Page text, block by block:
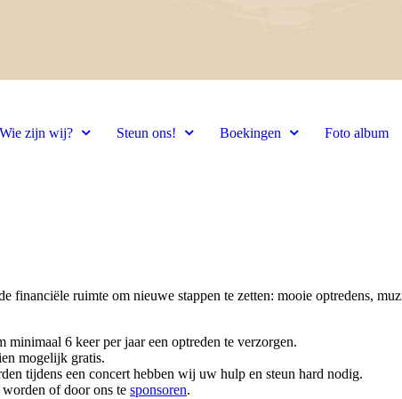
Wie zijn wij? Steun ons! Boekingen Foto album
financiële ruimte om nieuwe stappen te zetten: mooie optredens,
6 keer per jaar een optreden te verzorgen.
mogelijk gratis.
tijdens een concert hebben wij uw hulp en steun hard nodig.
worden of door ons te sponsoren.